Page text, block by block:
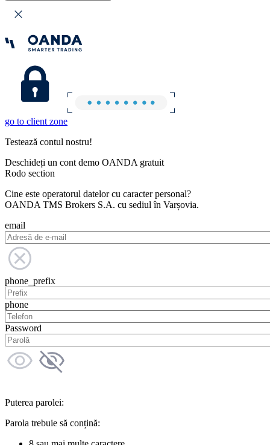
go to client zone
Testează contul nostru!
Deschideți un cont demo OANDA gratuit
Rodo section
Cine este operatorul datelor cu caracter personal?
OANDA TMS Brokers S.A. cu sediul în Varșovia.
email
phone_prefix
phone
Password
Puterea parolei:
Parola trebuie să conțină: